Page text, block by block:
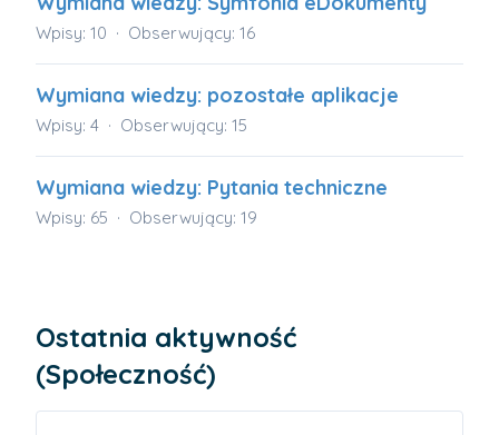
Wpisy: 10 Obserwujący: 16
Wymiana wiedzy: pozostałe aplikacje
Wpisy: 4 Obserwujący: 15
Wymiana wiedzy: Pytania techniczne
Wpisy: 65 Obserwujący: 19
Ostatnia aktywność
(Społeczność)